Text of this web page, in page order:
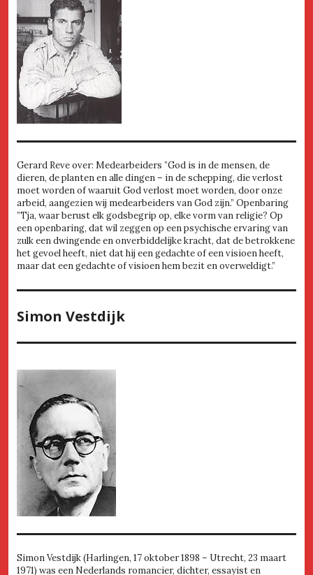
Gerard Reve over: Medearbeiders ”God is in de mensen, de
dieren, de planten en alle dingen – in de schepping, die verlost
moet worden of waaruit God verlost moet worden, door onze
arbeid, aangezien wij medearbeiders van God zijn.” Openbaring
”Tja, waar berust elk godsbegrip op, elke vorm van religie? Op
een openbaring, dat wil zeggen op een psychische ervaring van
zulk een dwingende en onverbiddelijke kracht, dat de betrokkene
het gevoel heeft, niet dat hij een gedachte of een visioen heeft,
maar dat een gedachte of visioen hem bezit en overweldigt.”
Simon Vestdijk
Simon Vestdijk (Harlingen, 17 oktober 1898 – Utrecht, 23 maart
1971) was een Nederlands romancier, dichter, essayist en